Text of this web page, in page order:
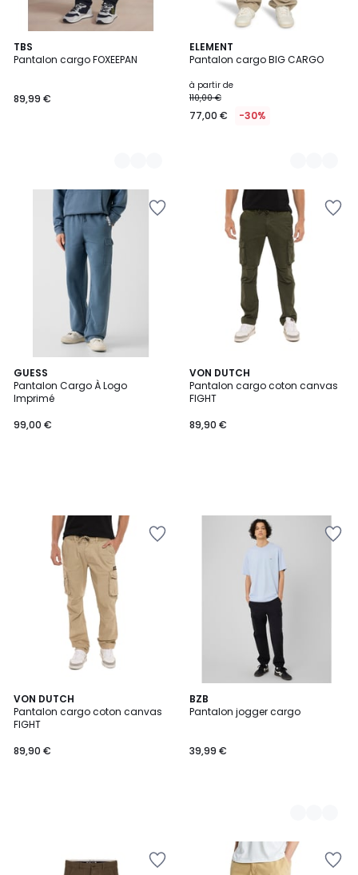
TBS
Pantalon cargo FOXEEPAN
89,99 €
2
Couleurs
ELEMENT
Pantalon cargo BIG CARGO
à partir de
110,00 €
77,00 € -30%
2
Couleurs
GUESS
Pantalon Cargo À Logo
Imprimé
99,00 €
VON DUTCH
Pantalon cargo coton canvas
FIGHT
89,90 €
VON DUTCH
Pantalon cargo coton canvas
FIGHT
89,90 €
BZB
Pantalon jogger cargo
39,99 €
2
Couleurs